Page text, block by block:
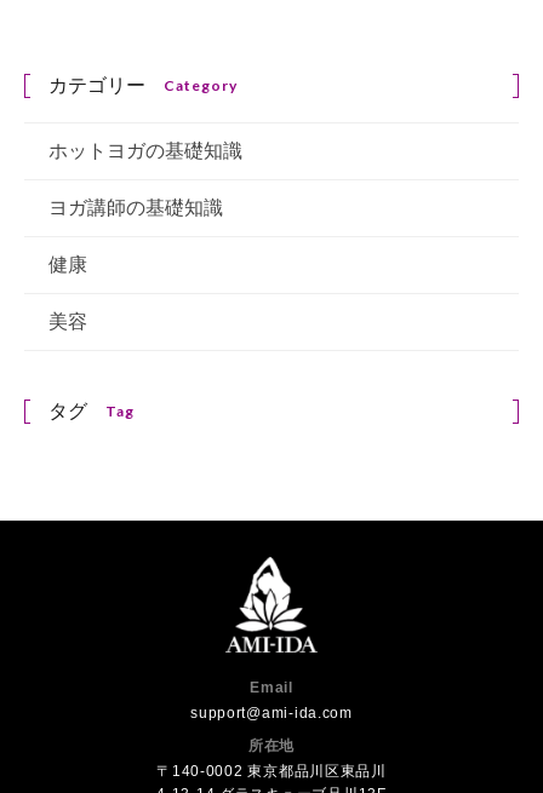
カテゴリー Category
ホットヨガの基礎知識
ヨガ講師の基礎知識
健康
美容
タグ Tag
Email
support@ami-ida.com
所在地
〒140-0002 東京都品川区東品川